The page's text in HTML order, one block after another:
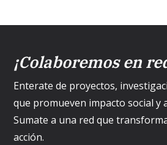
¡Colaboremos en
Enterate de proyectos,
que promueven impacto social y
Sumate a una red que
acción.